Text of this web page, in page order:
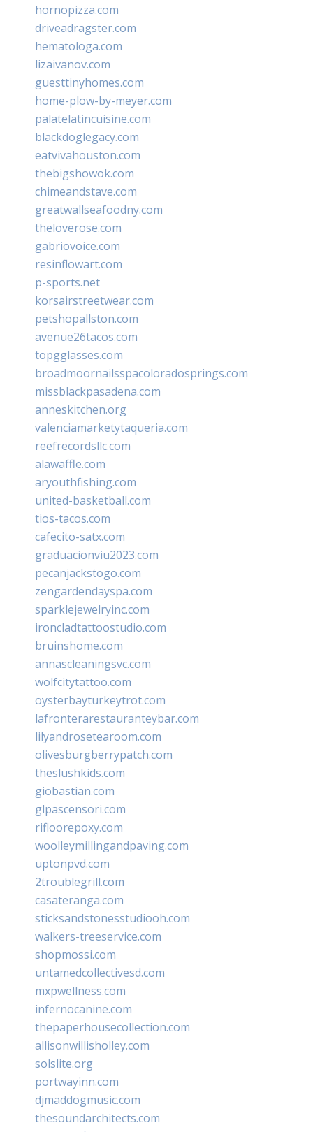
hornopizza.com
driveadragster.com
hematologa.com
lizaivanov.com
guesttinyhomes.com
home-plow-by-meyer.com
palatelatincuisine.com
blackdoglegacy.com
eatvivahouston.com
thebigshowok.com
chimeandstave.com
greatwallseafoodny.com
theloverose.com
gabriovoice.com
resinflowart.com
p-sports.net
korsairstreetwear.com
petshopallston.com
avenue26tacos.com
topgglasses.com
broadmoornailsspacoloradosprings.com
missblackpasadena.com
anneskitchen.org
valenciamarketytaqueria.com
reefrecordsllc.com
alawaffle.com
aryouthfishing.com
united-basketball.com
tios-tacos.com
cafecito-satx.com
graduacionviu2023.com
pecanjackstogo.com
zengardendayspa.com
sparklejewelryinc.com
ironcladtattoostudio.com
bruinshome.com
annascleaningsvc.com
wolfcitytattoo.com
oysterbayturkeytrot.com
lafronterarestauranteybar.com
lilyandrosetearoom.com
olivesburgberrypatch.com
theslushkids.com
giobastian.com
glpascensori.com
rifloorepoxy.com
woolleymillingandpaving.com
uptonpvd.com
2troublegrill.com
casateranga.com
sticksandstonesstudiooh.com
walkers-treeservice.com
shopmossi.com
untamedcollectivesd.com
mxpwellness.com
infernocanine.com
thepaperhousecollection.com
allisonwillisholley.com
solslite.org
portwayinn.com
djmaddogmusic.com
thesoundarchitects.com